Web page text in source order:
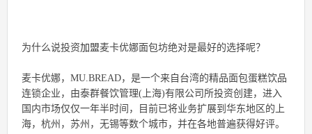
为什么说投资加盟麦卡优娜面包坊绝对是最好的选择呢？
麦卡优娜，MU.BREAD，是一个来自台湾的精品面包蛋糕饮品
连锁企业，由泰群餐饮管理(上海)有限公司所投资创建，进入
国内市场仅仅一年半时间，目前已将业务扩展到华东地区的上
海，杭州，苏州，无锡等数个城市，并在各地普遍获得好评。